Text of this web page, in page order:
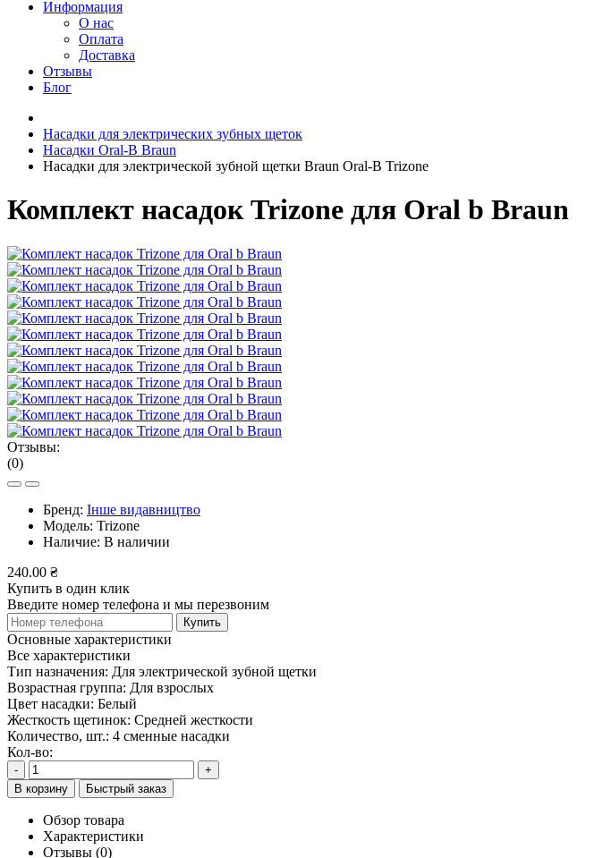
Информация
О нас
Оплата
Доставка
Отзывы
Блог
Насадки для электрических зубных щеток
Насадки Oral-B Braun
Насадки для электрической зубной щетки Braun Oral-B Trizone
Комплект насадок Trizone для Oral b Braun
Отзывы:
(0)
Бренд: Інше видавництво
Модель: Trizone
Наличие: В наличии
240.00 ₴
Купить в один клик
Введите номер телефона и мы перезвоним
Купить
Основные характеристики
Все характеристики
Тип назначения: Для электрической зубной щетки
Возрастная группа: Для взрослых
Цвет насадки: Белый
Жесткость щетинок: Средней жесткости
Количество, шт.: 4 сменные насадки
Кол-во:
-
+
В корзину
Быстрый заказ
Обзор товара
Характеристики
Отзывы (0)